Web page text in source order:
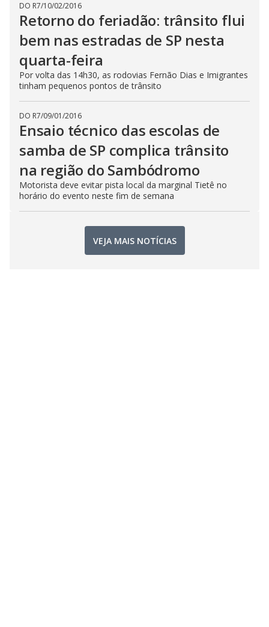
DO R7/10/02/2016
Retorno do feriadão: trânsito flui
bem nas estradas de SP nesta
quarta-feira
Por volta das 14h30, as rodovias Fernão Dias e Imigrantes
tinham pequenos pontos de trânsito
DO R7/09/01/2016
Ensaio técnico das escolas de
samba de SP complica trânsito
na região do Sambódromo
Motorista deve evitar pista local da marginal Tietê no
horário do evento neste fim de semana
VEJA MAIS NOTÍCIAS